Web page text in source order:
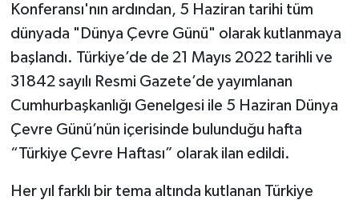
Konferansı'nın ardından, 5 Haziran tarihi tüm
dünyada "Dünya Çevre Günü" olarak kutlanmaya
başlandı. Türkiye’de de 21 Mayıs 2022 tarihli ve
31842 sayılı Resmi Gazete’de yayımlanan
Cumhurbaşkanlığı Genelgesi ile 5 Haziran Dünya
Çevre Günü’nün içerisinde bulunduğu hafta
“Türkiye Çevre Haftası” olarak ilan edildi.
Her yıl farklı bir tema altında kutlanan Türkiye